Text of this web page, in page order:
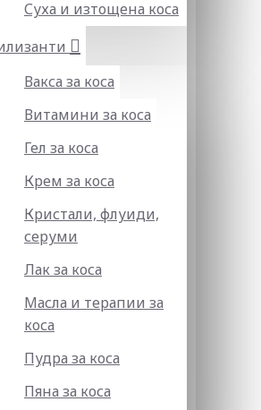
Суха и изтощена коса
Вакса за коса
Витамини за коса
Гел за коса
Крем за коса
Кристали, флуиди,
серуми
Лак за коса
Масла и терапии за
коса
Пудра за коса
Пяна за коса